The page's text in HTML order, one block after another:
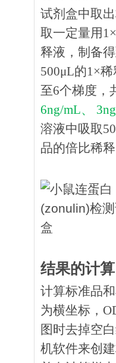
试剂盒中取
取一定量用
释液，制备
500μL的1×
至6个梯度，
6ng/mL、
溶液中吸取
品的倍比稀
结果的计算
计算标准品
为横坐标，
图时去掉空
机软件来创